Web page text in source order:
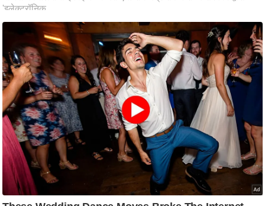
तृ
भू
स्तं
भ
ए
म
.
आ
र
.
आ
ई